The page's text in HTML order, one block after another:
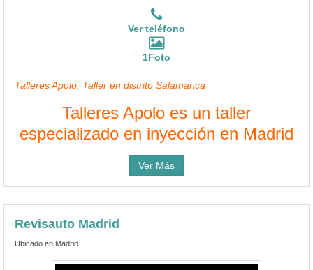
Ver teléfono
1Foto
Talleres Apolo, Taller en distrito Salamanca
Talleres Apolo es un taller
especializado en inyección en Madrid
Ver Más
Revisauto Madrid
Ubicado en Madrid